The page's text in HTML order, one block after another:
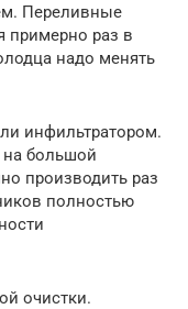
Переливные
примерно раз в
надо менять
инфильтратором.
на большой
производить раз
полностью
очистки.